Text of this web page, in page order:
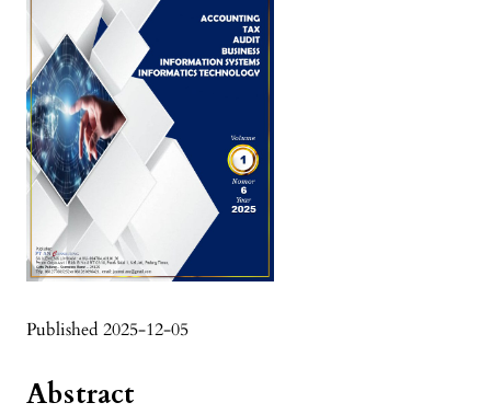
Published 2025-12-05
Abstract